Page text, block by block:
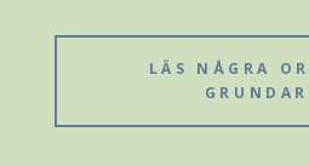
LÄS NÅGRA